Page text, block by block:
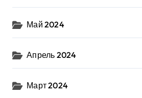
Май 2024
Апрель 2024
Март 2024